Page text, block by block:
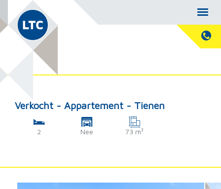
Verkocht - Appartement - Tienen
2 Nee 73 m²